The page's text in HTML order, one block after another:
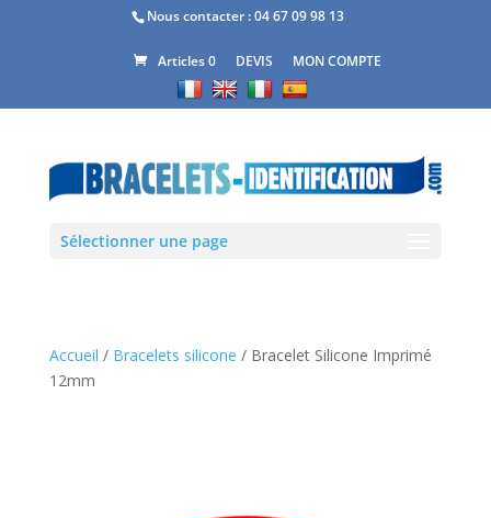
Nous contacter :04 67 09 98 13
Articles 0 DEVIS MON COMPTE
Sélectionner une page
Accueil / Bracelets silicone / Bracelet Silicone Imprimé
12mm